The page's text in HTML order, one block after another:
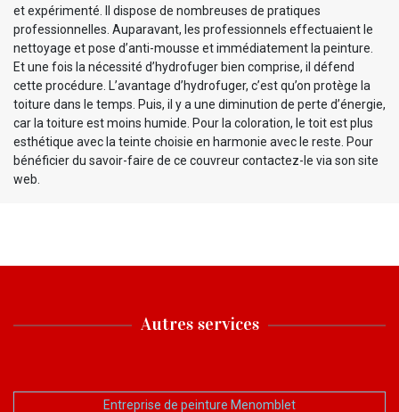
et expérimenté. Il dispose de nombreuses de pratiques
professionnelles. Auparavant, les professionnels effectuaient le
nettoyage et pose d’anti-mousse et immédiatement la peinture.
Et une fois la nécessité d’hydrofuger bien comprise, il défend
cette procédure. L’avantage d’hydrofuger, c’est qu’on protège la
toiture dans le temps. Puis, il y a une diminution de perte d’énergie,
car la toiture est moins humide. Pour la coloration, le toit est plus
esthétique avec la teinte choisie en harmonie avec le reste. Pour
bénéficier du savoir-faire de ce couvreur contactez-le via son site
web.
Autres services
Entreprise de peinture Menomblet